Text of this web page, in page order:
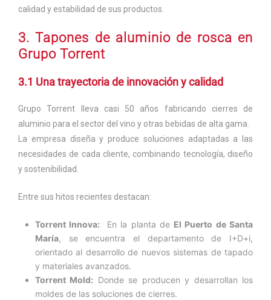
calidad y estabilidad de sus productos.
3. Tapones de aluminio de rosca en
Grupo Torrent
3.1 Una trayectoria de innovación y calidad
Grupo Torrent lleva casi 50 años fabricando cierres de
aluminio para el sector del vino y otras bebidas de alta gama.
La empresa diseña y produce soluciones adaptadas a las
necesidades de cada cliente, combinando tecnología, diseño
y sostenibilidad.
Entre sus hitos recientes destacan:
Torrent Innova: En la planta de El Puerto de Santa
María, se encuentra el departamento de I+D+i,
orientado al desarrollo de nuevos sistemas de tapado
y materiales avanzados.
Torrent Mold: Donde se producen y desarrollan los
moldes de las soluciones de cierres.